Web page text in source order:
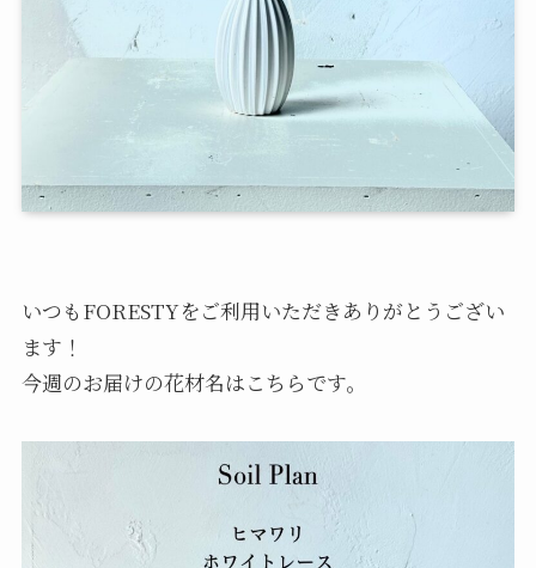
いつもFORESTYをご利用いただきありがとうござい
ます！
今週のお届けの花材名はこちらです。